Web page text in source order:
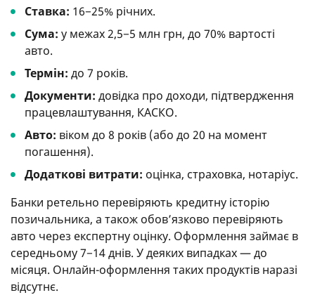
Ставка: 16−25% річних.
Сума: у межах 2,5−5 млн грн, до 70% вартості
авто.
Термін: до 7 років.
Документи: довідка про доходи, підтвердження
працевлаштування, КАСКО.
Авто: віком до 8 років (або до 20 на момент
погашення).
Додаткові витрати: оцінка, страховка, нотаріус.
Банки ретельно перевіряють кредитну історію
позичальника, а також обов’язково перевіряють
авто через експертну оцінку. Оформлення займає в
середньому 7−14 днів. У деяких випадках — до
місяця. Онлайн-оформлення таких продуктів наразі
відсутнє.